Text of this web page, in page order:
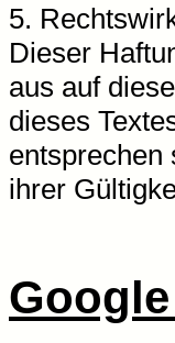
5.
Dieser
aus auf
dieses
entsprechen
ihrer